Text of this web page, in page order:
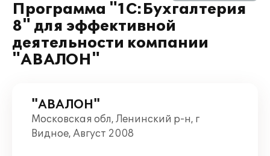
Программа "1С:Бухгалтерия
8" для эффективной
деятельности компании
"АВАЛОН"
"АВАЛОН"
Московская обл, Ленинский р-н, г
Видное, Август 2008